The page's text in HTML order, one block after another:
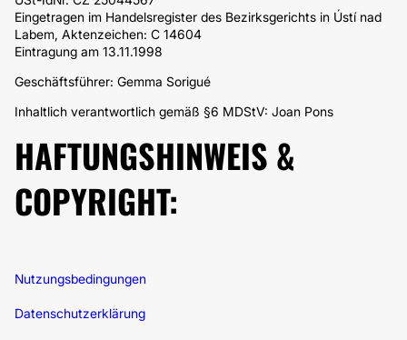
Eingetragen im Handelsregister des Bezirksgerichts in Ústí nad
Labem, Aktenzeichen: C 14604
Eintragung am 13.11.1998
Geschäftsführer: Gemma Sorigué
Inhaltlich verantwortlich gemäß §6 MDStV: Joan Pons
HAFTUNGSHINWEIS &
COPYRIGHT:
Nutzungsbedingungen
Datenschutzerklärung